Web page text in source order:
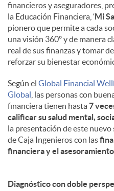
financieros y aseguradores,
la Educación Financiera, ‘Mi
pionero que permite a cada
una visión 360º y de manera
real de sus finanzas y tomar
reforzar su bienestar
Según el Global Financial
Global , las personas con
financiera tienen hasta7
calificar su salud mental,
la presentación de este
de Caja Ingenieros con las
financiera y el
Diagnóstico con doble